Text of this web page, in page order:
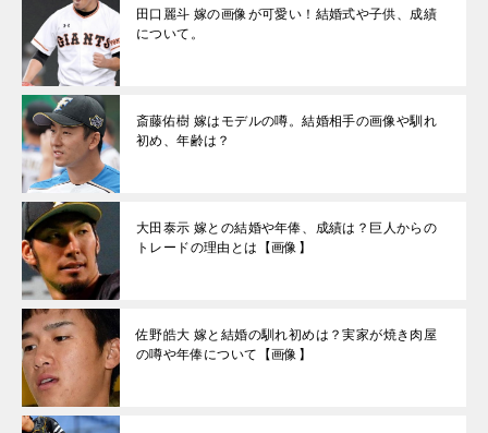
田口麗斗 嫁の画像が可愛い！結婚式や子供、成績
について。
斎藤佑樹 嫁はモデルの噂。結婚相手の画像や馴れ
初め、年齢は？
大田泰示 嫁との結婚や年俸、成績は？巨人からの
トレードの理由とは【画像】
佐野皓大 嫁と結婚の馴れ初めは？実家が焼き肉屋
の噂や年俸について【画像】